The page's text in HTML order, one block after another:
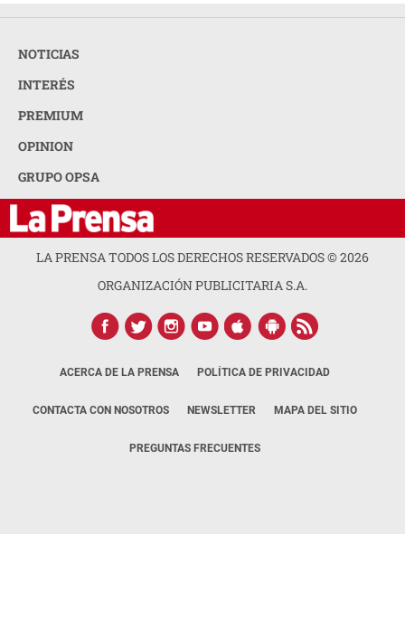
NOTICIAS
INTERÉS
PREMIUM
OPINION
GRUPO OPSA
LA PRENSA TODOS LOS DERECHOS RESERVADOS ©2026
ORGANIZACIÓN PUBLICITARIA S.A.
ACERCA DE LA PRENSA POLÍTICA DE PRIVACIDAD
CONTACTA CON NOSOTROS NEWSLETTER MAPA DEL SITIO
PREGUNTAS FRECUENTES